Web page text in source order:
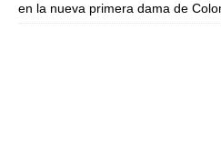
en la nueva primera dama de